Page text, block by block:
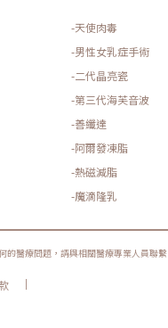
-天使肉毒
-男性女乳症手術
-二代晶亮瓷
-第三代海芙音波
-善纖達
-阿爾發凍脂
-熱磁減脂
-魔滴隆乳
的醫療問題，請與相關醫療專業人員聯繫
|